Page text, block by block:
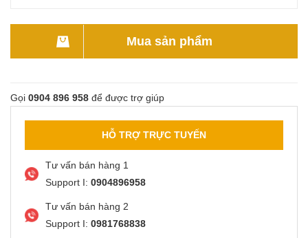
Mua sản phẩm
Gọi 0904 896 958 để được trợ giúp
HỖ TRỢ TRỰC TUYẾN
Tư vấn bán hàng 1
Support I: 0904896958
Tư vấn bán hàng 2
Support I: 0981768838